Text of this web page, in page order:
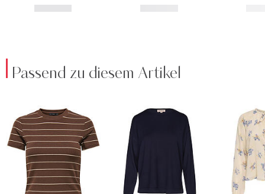
Passend zu diesem Artikel